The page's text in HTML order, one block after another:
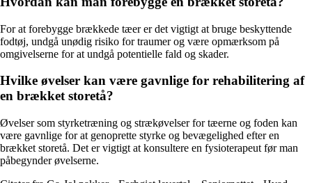
For at forebygge brækkede tæer er det vigtigt at bruge beskyttende
fodtøj, undgå unødig risiko for traumer og være opmærksom på
omgivelserne for at undgå potentielle fald og skader.
Hvilke øvelser kan være gavnlige for rehabilitering af
en brækket storetå?
Øvelser som styrketræning og strækøvelser for tæerne og foden kan
være gavnlige for at genoprette styrke og bevægelighed efter en
brækket storetå. Det er vigtigt at konsultere en fysioterapeut før man
påbegynder øvelserne.